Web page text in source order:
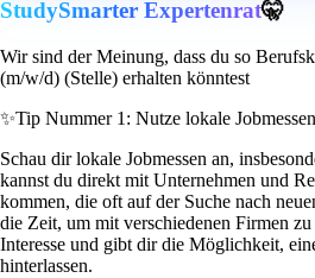
StudySmarter Expertenrat🤫
Wir sind der Meinung, dass du so
(m/w/d) (Stelle) erhalten könntest
✨Tip Nummer 1: Nutze lokale Jobmessen
Schau dir lokale Jobmessen an,
kannst du direkt mit Unternehmen und
kommen, die oft auf der Suche nach
die Zeit, um mit verschiedenen Firmen
Interesse und gibt dir die Möglichkeit,
hinterlassen.